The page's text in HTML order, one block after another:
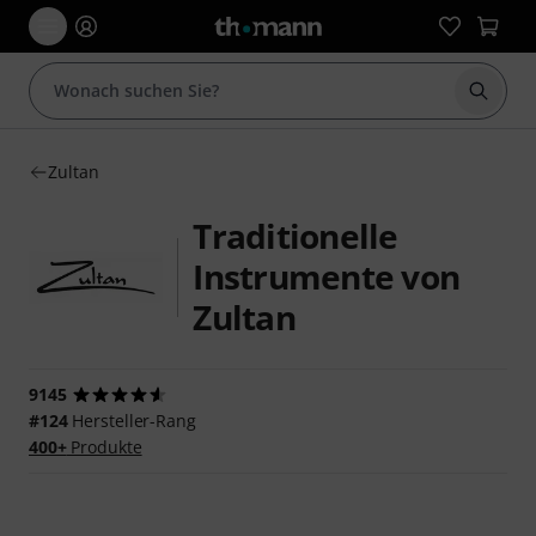
Suche
Zultan
Traditionelle
Instrumente von
Zultan
9145
#124Hersteller-Rang
400+Produkte